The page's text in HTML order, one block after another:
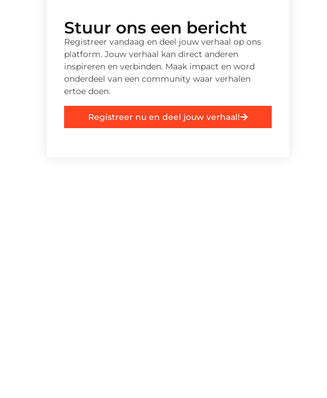
Stuur ons een bericht
Registreer vandaag en deel jouw verhaal op ons
platform. Jouw verhaal kan direct anderen
inspireren en verbinden. Maak impact en word
onderdeel van een community waar verhalen
ertoe doen.
Registreer nu en deel jouw verhaal!